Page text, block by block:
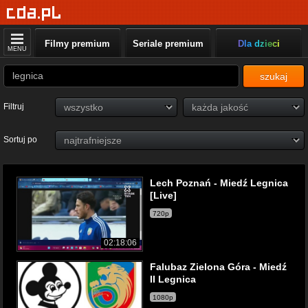
MENU Filmy premium Seriale premium Dla dzieci
szukaj
Filtruj
Sortuj po
02:18:06
Lech Poznań - Miedź Legnica
[Live]
720p
Falubaz Zielona Góra - Miedź
II Legnica
1080p